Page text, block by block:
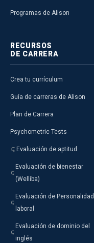
Programas de Alison
RECURSOS
DE CARRERA
Crea tu currículum
Guía de carreras de Alison
Plan de Carrera
Psychometric Tests
Evaluación de aptitud
Evaluación de bienestar
(Welliba)
Evaluación de Personalidad
laboral
Evaluación de dominio del
inglés